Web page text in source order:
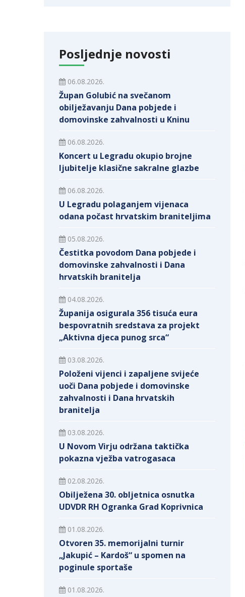
Posljednje novosti
06.08.2026.
Župan Golubić na svečanom
obilježavanju Dana pobjede i
domovinske zahvalnosti u Kninu
06.08.2026.
Koncert u Legradu okupio brojne
ljubitelje klasične sakralne glazbe
06.08.2026.
U Legradu polaganjem vijenaca
odana počast hrvatskim braniteljima
05.08.2026.
Čestitka povodom Dana pobjede i
domovinske zahvalnosti i Dana
hrvatskih branitelja
04.08.2026.
Županija osigurala 356 tisuća eura
bespovratnih sredstava za projekt
„Aktivna djeca punog srca“
03.08.2026.
Položeni vijenci i zapaljene svijeće
uoči Dana pobjede i domovinske
zahvalnosti i Dana hrvatskih
branitelja
03.08.2026.
U Novom Virju održana taktička
pokazna vježba vatrogasaca
02.08.2026.
Obilježena 30. obljetnica osnutka
UDVDR RH Ogranka Grad Koprivnica
01.08.2026.
Otvoren 35. memorijalni turnir
„Jakupić – Kardoš“ u spomen na
poginule sportaše
01.08.2026.